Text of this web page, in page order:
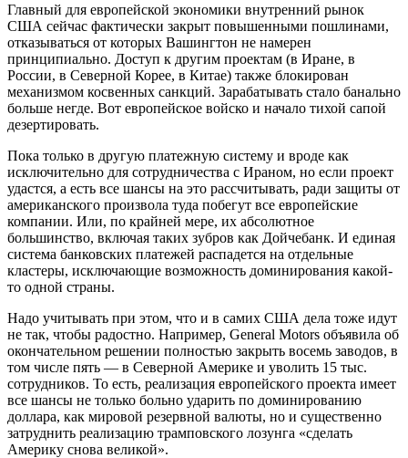
Главный для европейской экономики внутренний рынок
США сейчас фактически закрыт повышенными пошлинами,
отказываться от которых Вашингтон не намерен
принципиально. Доступ к другим проектам (в Иране, в
России, в Северной Корее, в Китае) также блокирован
механизмом косвенных санкций. Зарабатывать стало банально
больше негде. Вот европейское войско и начало тихой сапой
дезертировать.
Пока только в другую платежную систему и вроде как
исключительно для сотрудничества с Ираном, но если проект
удастся, а есть все шансы на это рассчитывать, ради защиты от
американского произвола туда побегут все европейские
компании. Или, по крайней мере, их абсолютное
большинство, включая таких зубров как Дойчебанк. И единая
система банковских платежей распадется на отдельные
кластеры, исключающие возможность доминирования какой-
то одной страны.
Надо учитывать при этом, что и в самих США дела тоже идут
не так, чтобы радостно. Например, General Motors объявила об
окончательном решении полностью закрыть восемь заводов, в
том числе пять — в Северной Америке и уволить 15 тыс.
сотрудников. То есть, реализация европейского проекта имеет
все шансы не только больно ударить по доминированию
доллара, как мировой резервной валюты, но и существенно
затруднить реализацию трамповского лозунга «сделать
Америку снова великой».